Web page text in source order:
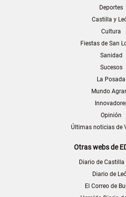
Deportes
Castilla y
Cultura
Fiestas de San
Sanidad
Sucesos
La Posada
Mundo
Opinión
Últimas noticias de
Otras webs de
Diario de Castilla
Diario de
El Correo de